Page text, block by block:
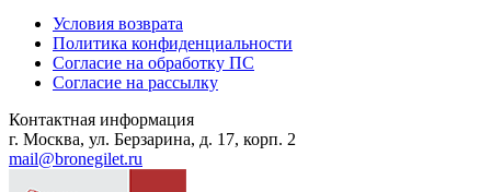
Условия возврата
Политика конфиденциальности
Согласие на обработку ПС
Согласие на рассылку
Контактная информация
г. Москва, ул. Берзарина, д. 17, корп. 2
mail@bronegilet.ru